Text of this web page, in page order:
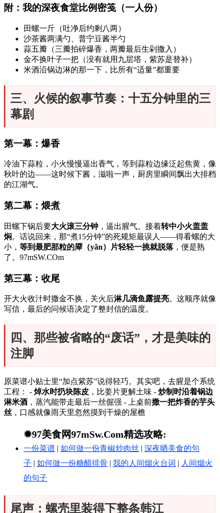
附：我的深夜食堂比例密笺（一人份）
田螺一斤（吐净后约剩八两）
沙茶酱两满勺、普宁豆酱半勺
蒜五瓣（三瓣拍碎爆香，两瓣最后生剁撒入）
金不换叶子一把（没有就用九层塔，紫苏是替补）
米酒沿锅边淋的那一下，比所有“适量”都重要
三、火候的叙事节奏：十五分钟里的三
幕剧
第一幕：爆香
冷油下蒜粒，小火慢慢逼出香气，等到蒜粒边缘泛起焦黄，像
秋叶的边——这时候下酱，滋啦一声，厨房里瞬间飘出大排档
的江湖气。
第二幕：煨煮
田螺下锅后要大火滚三分钟 ，逼出腥气。接着转中小火盖盖
焖 。话说回来，那“煮15分钟”的死规矩最误人——得看螺的大
小， 等到最肥那粒的厣（yǎn）片轻轻一挑就脱落 ，便是熟
了。97mSW.COm
第三幕：收尾
开大火收汁时撒金不换，关火后淋几滴鱼露提亮。这顺序就像
写信，最后的问候语决定了整封信的温度。
四、那些被省略的“废话”，才是美味的
注脚
原菜谱小贴士里“加点紫苏”说得轻巧。其实吧，去腥是个系统
工程： - 焯水时扔块陈皮 ，比姜片更解土味 - 炒制时沿着锅边
淋米酒 ，蒸汽能带走最后一丝倔强 - 上桌前撒一把炸香的芋头
丝 ，口感就像雨天里忽然摸到干燥的屋檐
✹97美食网97mSw.Com精选攻略:
一份菜谱 | 如何做一份青椒炒肉丝 | 深夜晒美食的句
子 | 如何做一份糖醋排骨 | 我的人间烟火台词 | 人间烟火
的句子
尾声：螺壳里装得下整条韩江